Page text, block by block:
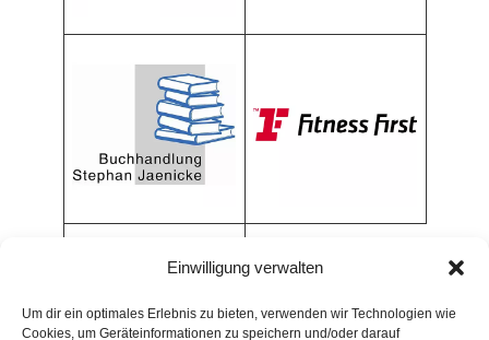
Einwilligung verwalten
Um dir ein optimales Erlebnis zu bieten, verwenden wir Technologien wie
Cookies, um Geräteinformationen zu speichern und/oder darauf